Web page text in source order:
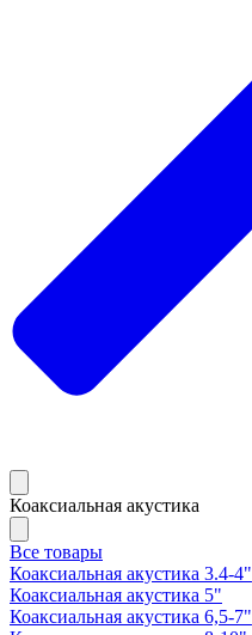
Коаксиальная акустика
Все товары
Коаксиальная акустика 3.4-4"
Коаксиальная акустика 5"
Коаксиальная акустика 6,5-7"